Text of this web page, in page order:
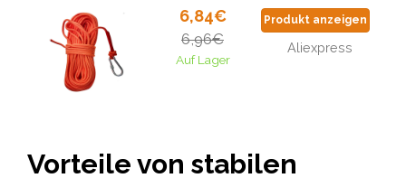
6,84€
6,96€
Auf Lager
Produkt anzeigen
Aliexpress
Vorteile von stabilen